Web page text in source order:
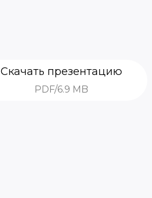
Скачать презентацию
PDF/6.9 MB